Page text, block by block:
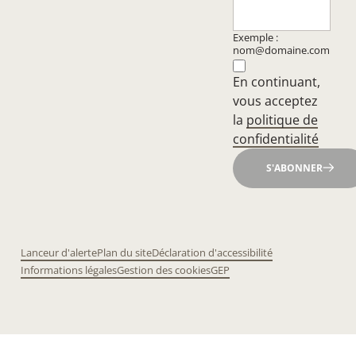
Exemple :
nom@domaine.com
En continuant,
vous acceptez
la politique de
confidentialité
S'ABONNER
Lanceur d'alertePlan du siteDéclaration d'accessibilité
Informations légalesGestion des cookiesGEP